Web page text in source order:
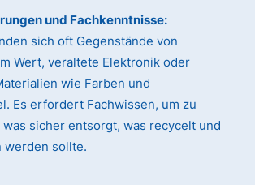
und Fachkenntnisse:
sich oft Gegenstände von
Wert, veraltete Elektronik oder
wie Farben und
Es erfordert Fachwissen, um zu
sicher entsorgt, was recycelt und
werden sollte.